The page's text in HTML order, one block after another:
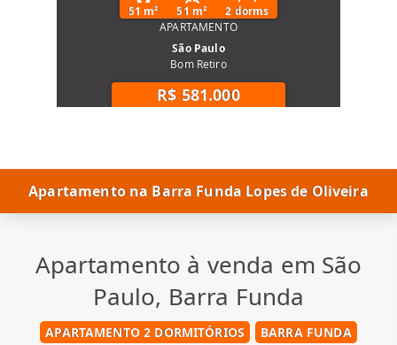
51 m² 51 m²
2 dorms
APARTAMENTO
São Paulo
Bom Retiro
R$ 581.000
Apartamento na Barra Funda Lopes de Oliveira
Apartamento à venda em São
Paulo, Barra Funda
APARTAMENTO 2 DORMITÓRIOS
BARRA FUNDA